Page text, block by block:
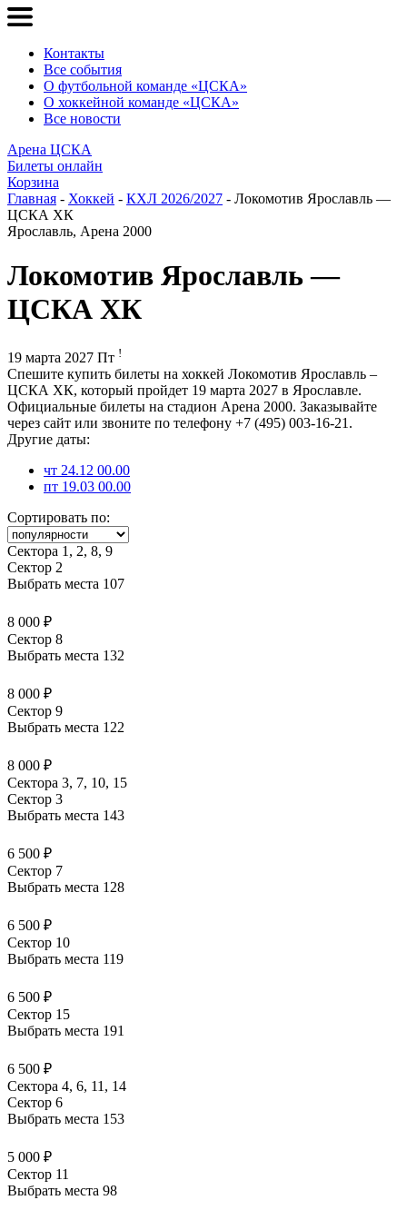
Контакты
Все события
О футбольной команде «ЦСКА»
О хоккейной команде «ЦСКА»
Все новости
Арена ЦСКА
Билеты онлайн
Корзина
Главная - Хоккей - КХЛ 2026/2027 - Локомотив Ярославль —
ЦСКА ХК
Ярославль, Арена 2000
Локомотив Ярославль —
ЦСКА ХК
19 марта 2027 Пт !
Спешите купить билеты на хоккей Локомотив Ярославль –
ЦСКА ХК, который пройдет 19 марта 2027 в Ярославле.
Официальные билеты на стадион Арена 2000. Заказывайте
через сайт или звоните по телефону +7 (495) 003-16-21.
Другие даты:
чт 24.12 00.00
пт 19.03 00.00
Сортировать по:
Сектора 1, 2, 8, 9
Сектор 2
Выбрать места 107
8 000 ₽
Сектор 8
Выбрать места 132
8 000 ₽
Сектор 9
Выбрать места 122
8 000 ₽
Сектора 3, 7, 10, 15
Сектор 3
Выбрать места 143
6 500 ₽
Сектор 7
Выбрать места 128
6 500 ₽
Сектор 10
Выбрать места 119
6 500 ₽
Сектор 15
Выбрать места 191
6 500 ₽
Сектора 4, 6, 11, 14
Сектор 6
Выбрать места 153
5 000 ₽
Сектор 11
Выбрать места 98